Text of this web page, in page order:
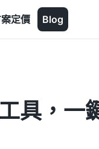
定價 Blog
具，一